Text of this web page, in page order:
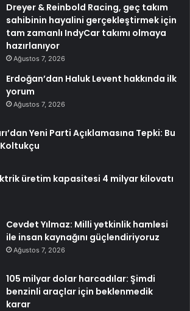
Dreyer & Reinbold Racing, geç takım
sahibinin hayalini gerçekleştirmek için
tam zamanlı IndyCar takımı olmaya
hazırlanıyor
Ağustos 7, 2026
Erdoğan’dan Haluk Levent hakkında ilk
yorum
Ağustos 7, 2026
Yeni Parti Açıklamasına Tepki: Bu
üretim kapasitesi 4 milyar kilovatı
Cevdet Yılmaz: Milli yetkinlik hamlesi
ile insan kaynağını güçlendiriyoruz
Ağustos 7, 2026
105 milyar dolar harcadılar: Şimdi
benzinli araçlar için beklenmedik
karar